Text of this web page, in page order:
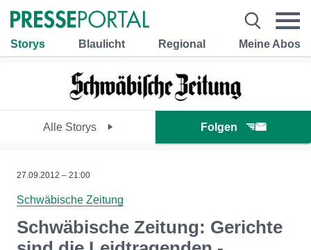
Storys Blaulicht Regional Meine Abos
Alle Storys Folgen
27.09.2012 – 21:00
Schwäbische Zeitung
Schwäbische Zeitung: Gerichte